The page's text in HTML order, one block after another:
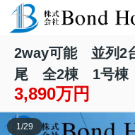
2way可能 並列2
尾 全2棟 1号棟
3,890万円
1/29